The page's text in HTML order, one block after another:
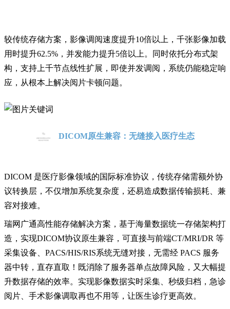
较传统存储方案，影像调阅速度提升10倍以上，千张影像加载
用时提升62.5%，并发能力提升5倍以上。
同时依托分布式架
构，支持上千节点线性扩展，即使并发调阅，系统仍能稳定响
应，从根本上解决阅片卡顿问题。
DICOM原生兼容：无缝接入医疗生态
DICOM 是医疗影像领域的国际标准协议，传统存储需额外协
议转换层，不仅增加系统复杂度，还易造成数据传输损耗、 兼
容对接难。
瑞网广通高性能存储解决方案，基于海量数据统一存储架构打
造，实现DICOM协议原生兼容， 可直接与前端CT/MRI/DR 等
采集设备、PACS/HIS/RIS系统无缝对接，无需经 PACS 服务
器中转，直存直取！既消除了服务器单点故障风险， 又大幅提
升数据存储的效率。 实现影像数据实时采集、秒级归档，急诊
阅片、手术影像调取再也不用等，让医生诊疗更高效。